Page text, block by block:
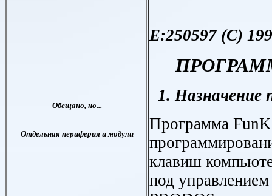
E:250597 (C)
1. Назначение
Программа
клавиш
под